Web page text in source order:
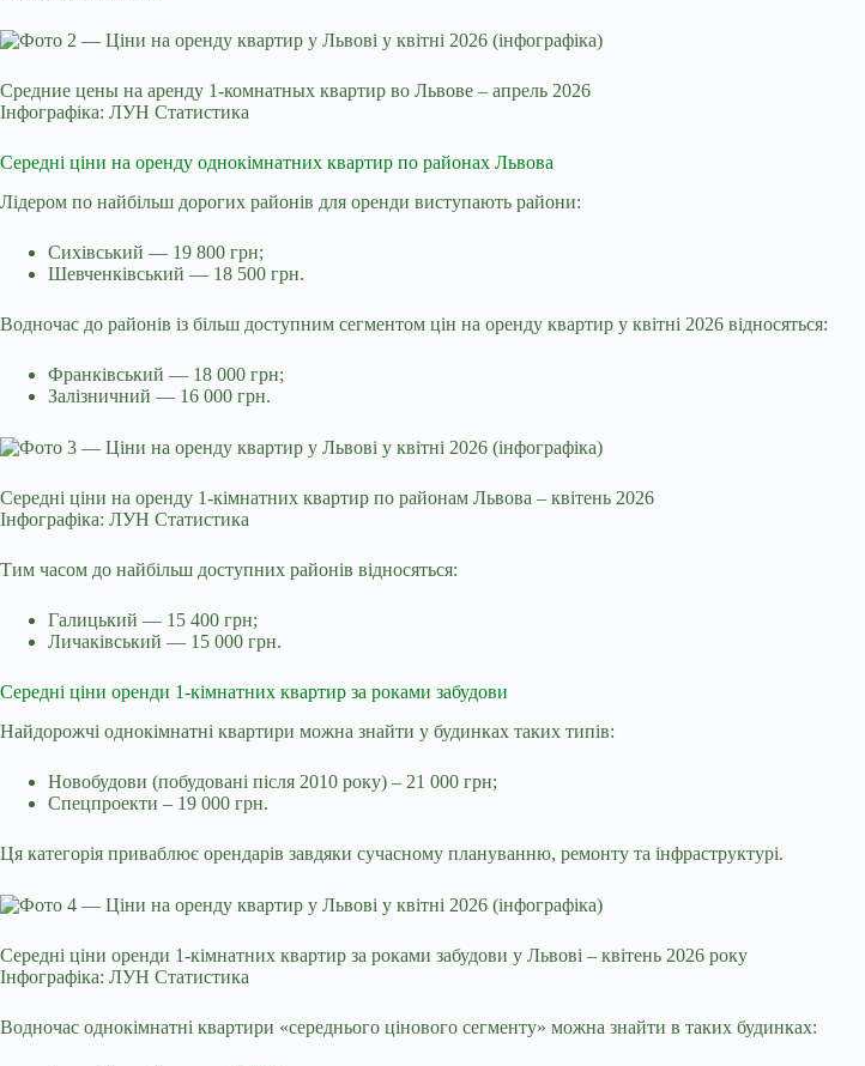
Средние цены на аренду 1-комнатных квартир во Львове – апрель 2026
Інфографіка: ЛУН Статистика
Середні ціни на оренду однокімнатних квартир по районах Львова
Лідером по найбільш дорогих районів для оренди виступають райони:
Сихівський — 19 800 грн;
Шевченківський — 18 500 грн.
Водночас до районів із більш доступним сегментом цін на оренду квартир у квітні 2026 відносяться:
Франківський — 18 000 грн;
Залізничний — 16 000 грн.
Середні ціни на оренду 1-кімнатних квартир по районам Львова – квітень 2026
Інфографіка: ЛУН Статистика
Тим часом до найбільш доступних районів відносяться:
Галицький — 15 400 грн;
Личаківський — 15 000 грн.
Середні ціни оренди 1-кімнатних квартир за роками забудови
Найдорожчі однокімнатні квартири можна знайти у будинках таких типів:
Новобудови (побудовані після 2010 року) – 21 000 грн;
Спецпроекти – 19 000 грн.
Ця категорія приваблює орендарів завдяки сучасному плануванню, ремонту та інфраструктурі.
Середні ціни оренди 1-кімнатних квартир за роками забудови у Львові – квітень 2026 року
Інфографіка: ЛУН Статистика
Водночас однокімнатні квартири «середнього цінового сегменту» можна знайти в таких будинках: